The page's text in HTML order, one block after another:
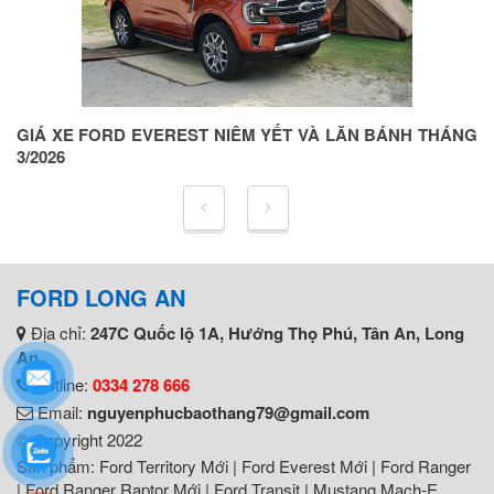
GIÁ XE FORD EVEREST NIÊM YẾT VÀ LĂN BÁNH THÁNG
3/2026
FORD LONG AN
Địa chỉ: 247C Quốc lộ 1A, Hướng Thọ Phú, Tân An, Long
An
Hotline: 0334 278 666
Email: nguyenphucbaothang79@gmail.com
© Copyright 2022
Sản phẩm: Ford Territory Mới | Ford Everest Mới | Ford Ranger
|Ford Ranger Raptor Mới | Ford Transit | Mustang Mach-E